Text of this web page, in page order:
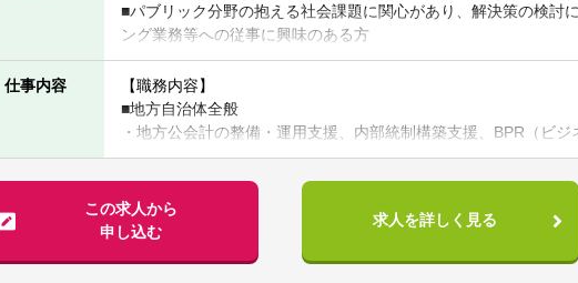
■パブリック分野の抱える社会課題に関心があり、解決策の検討
ング業務等への従事に興味のある方
【歓迎経験・スキル】
■公認会計士（公認会計士試験合格者を含む）又は米国公認会計士
■国・地方自治体勤務経験者
■監査法人、コンサルティング会社、シンクタンク、金融機関等で
仕事内容
【職務内容】
■地方自治体全般
・地方公会計の整備・運用支援、内部統制構築支援、BPR（ビ
リエンジニアリング）支援、DX支援、第三セクター等の組織再
（コンサルティング業務）、会計相談・研修対応等
■インフラストラクチャー（上下水道・道路等）関連
・経営戦略策定（長期財政シミュレーション）支援、上下水道料
この求人から
申し込む
求人を詳しく見る